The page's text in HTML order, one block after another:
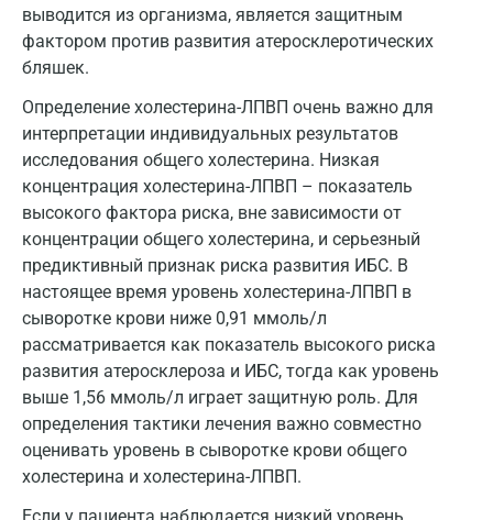
выводится из организма, является защитным
фактором против развития атеросклеротических
бляшек.
Определение холестерина-ЛПВП очень важно для
интерпретации индивидуальных результатов
исследования общего холестерина. Низкая
концентрация холестерина-ЛПВП – показатель
высокого фактора риска, вне зависимости от
концентрации общего холестерина, и серьезный
предиктивный признак риска развития ИБС. В
настоящее время уровень холестерина-ЛПВП в
сыворотке крови ниже 0,91 ммоль/л
рассматривается как показатель высокого риска
развития атеросклероза и ИБС, тогда как уровень
выше 1,56 ммоль/л играет защитную роль. Для
определения тактики лечения важно совместно
оценивать уровень в сыворотке крови общего
холестерина и холестерина-ЛПВП.
Люберцы
Майкоп
Мурино
Мурманск
Мытищи
Набережные Челны
Наро-Фоминск
Нижневартовск
Нижнекамск
Новокузнецк
Новороссийск